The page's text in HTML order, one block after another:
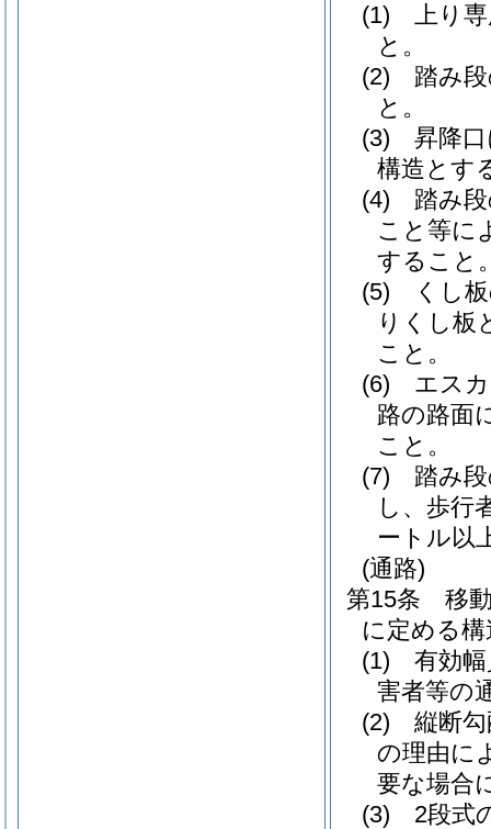
(1)
上り
と。
(2)
踏み
と。
(3)
昇降
構造とす
(4)
踏み
こと等に
すること
(5)
くし
りくし板
こと。
(6)
エス
路の路面
こと。
(7)
踏み
し、歩行
ートル以
(通路)
第15条
移
に定める
(1)
有効
害者等の
(2)
縦断
の理由に
要な場合
(3)
2段式